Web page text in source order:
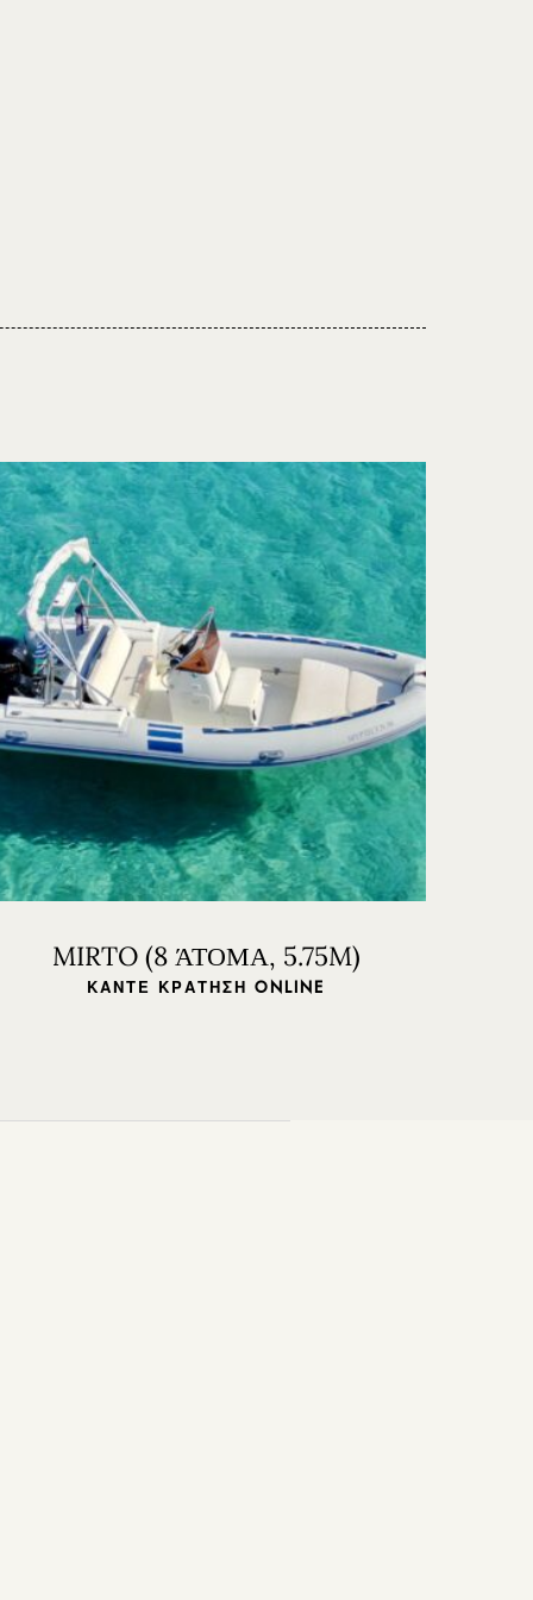
MIRTO (8 ΆΤΟΜΑ, 5.75M)
ΚΆΝΤΕ ΚΡΆΤΗΣΗ ONLINE